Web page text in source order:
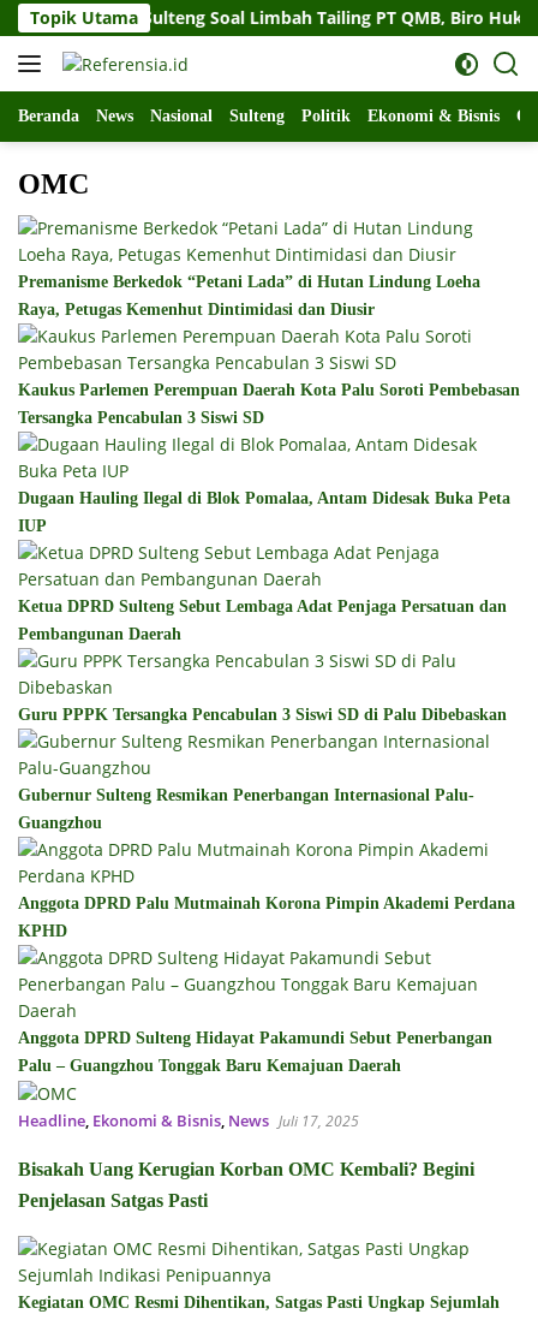
Langsung
ke
konten
Topik Utama
Gubernur Sulteng Soal Limbah Tailing PT QMB, Biro Hukum
Beranda News Nasional Sulteng Politik Ekonomi & Bisnis
OMC
Premanisme Berkedok “Petani Lada” di Hutan Lindung Loeha
Raya, Petugas Kemenhut Dintimidasi dan Diusir
Kaukus Parlemen Perempuan Daerah Kota Palu Soroti Pembebasan
Tersangka Pencabulan 3 Siswi SD
Dugaan Hauling Ilegal di Blok Pomalaa, Antam Didesak Buka Peta
IUP
Ketua DPRD Sulteng Sebut Lembaga Adat Penjaga Persatuan dan
Pembangunan Daerah
Guru PPPK Tersangka Pencabulan 3 Siswi SD di Palu Dibebaskan
Gubernur Sulteng Resmikan Penerbangan Internasional Palu-
Guangzhou
Anggota DPRD Palu Mutmainah Korona Pimpin Akademi Perdana
KPHD
Anggota DPRD Sulteng Hidayat Pakamundi Sebut Penerbangan
Palu – Guangzhou Tonggak Baru Kemajuan Daerah
Headline, Ekonomi & Bisnis, News Juli 17, 2025
Bisakah Uang Kerugian Korban OMC Kembali? Begini
Penjelasan Satgas Pasti
Kegiatan OMC Resmi Dihentikan, Satgas Pasti Ungkap Sejumlah